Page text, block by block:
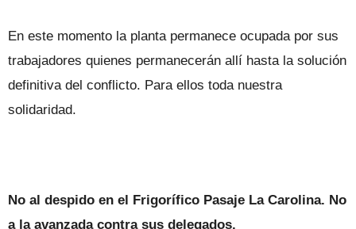
En este momento la planta permanece ocupada por sus
trabajadores quienes permanecerán allí hasta la solución
definitiva del conflicto. Para ellos toda nuestra
solidaridad.
No al despido en el Frigorífico Pasaje La Carolina. No
a la avanzada contra sus delegados.